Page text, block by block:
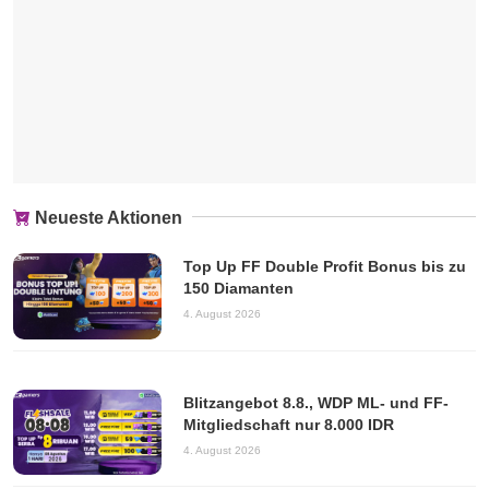
Neueste Aktionen
Top Up FF Double Profit Bonus bis zu
150 Diamanten
4. August 2026
Blitzangebot 8.8., WDP ML- und FF-
Mitgliedschaft nur 8.000 IDR
4. August 2026